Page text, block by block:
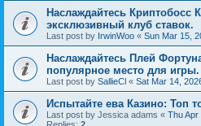
Наслаждайтесь Криптобосс
эксклюзивный клуб ставок.
Last post by IrwinWoo « Sun Mar 15,
Наслаждайтесь Плей
популярное место для игры.
Last post by SallieCl « Sat Mar 14,
Испытайте ева Казино: Топ
Last post by Jessica adams « Thu Apr